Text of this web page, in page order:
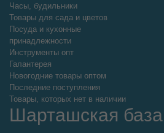
Часы, будильники
Товары для сада и цветов
Посуда и кухонные
принадлежности
Инструменты опт
Галантерея
Новогодние товары оптом
Последние поступления
Товары, которых нет в наличии
Шарташская